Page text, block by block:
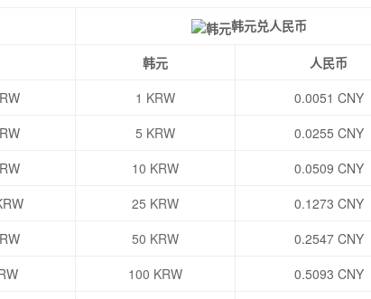
韩元兑人民币
韩元
人民币
1 KRW
0.0051 CNY
5 KRW
0.0255 CNY
10 KRW
0.0509 CNY
25 KRW
0.1273 CNY
50 KRW
0.2547 CNY
100 KRW
0.5093 CNY